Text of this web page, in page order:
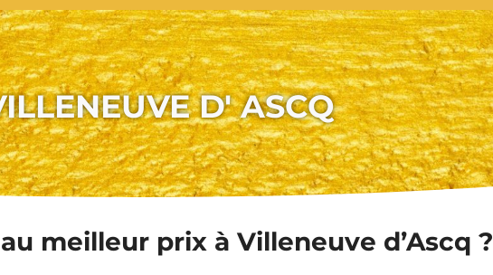
D' ASCQ
meilleur prix à Villeneuve d’Ascq ?